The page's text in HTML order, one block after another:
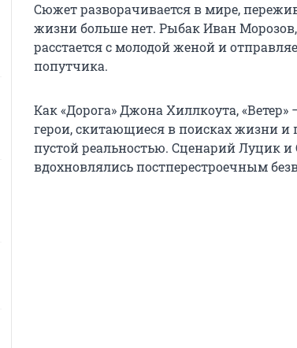
Сюжет разворачивается в мире,
жизни больше нет. Рыбак Иван
расстается с молодой женой и
попутчика.
Как «Дорога» Джона Хиллкоута,
герои, скитающиеся в поисках жизни и
пустой реальностью. Сценарий Луцик и
вдохновлялись постперестроечным